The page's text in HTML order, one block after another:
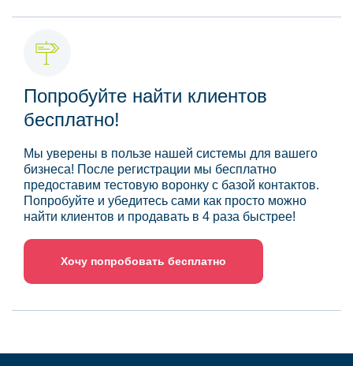
Попробуйте найти клиентов
бесплатно!
Мы уверены в пользе нашей системы для вашего
бизнеса! После регистрации мы бесплатно
предоставим тестовую воронку с базой контактов.
Попробуйте и убедитесь сами как просто можно
найти клиентов и продавать в 4 раза быстрее!
Хочу попробовать бесплатно